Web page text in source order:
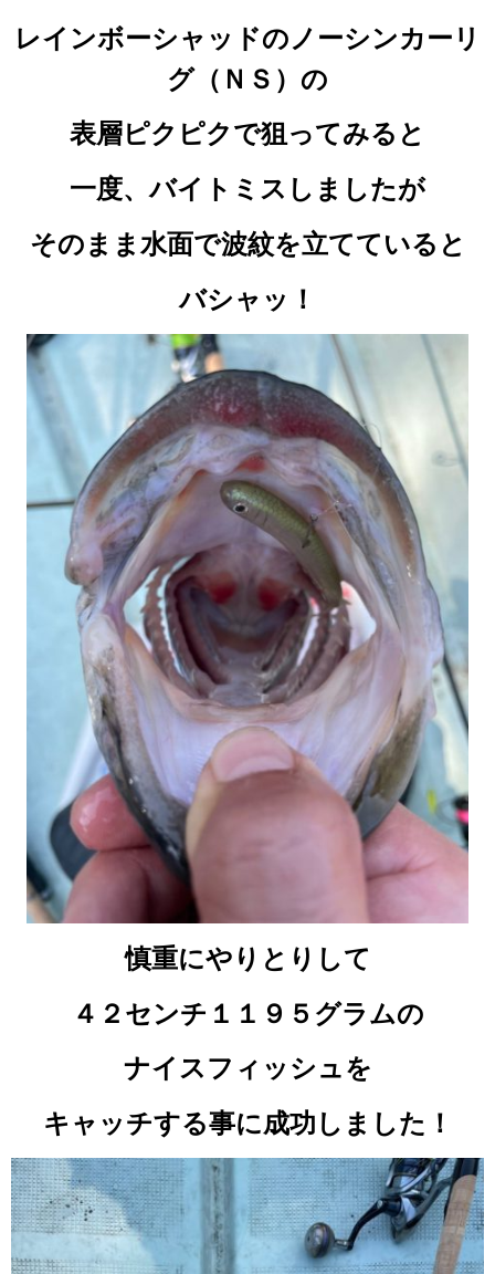
レインボーシャッドのノーシンカーリ
グ（ＮＳ）の
表層ピクピクで狙ってみると
一度、バイトミスしましたが
そのまま水面で波紋を立てていると
バシャッ！
慎重にやりとりして
４２センチ１１９５グラムの
ナイスフィッシュを
キャッチする事に成功しました！